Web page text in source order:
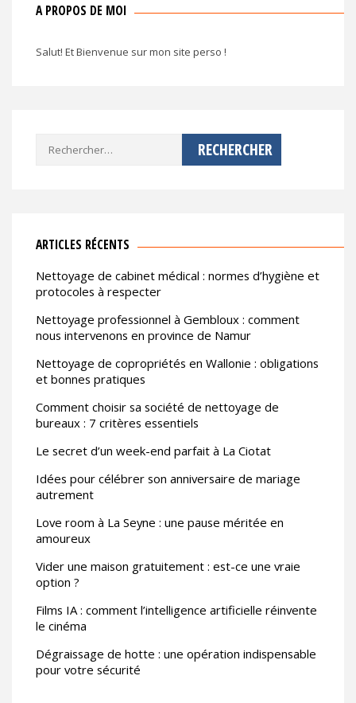
A PROPOS DE MOI
Salut! Et Bienvenue sur mon site perso !
Rechercher :
ARTICLES RÉCENTS
Nettoyage de cabinet médical : normes d’hygiène et
protocoles à respecter
Nettoyage professionnel à Gembloux : comment
nous intervenons en province de Namur
Nettoyage de copropriétés en Wallonie : obligations
et bonnes pratiques
Comment choisir sa société de nettoyage de
bureaux : 7 critères essentiels
Le secret d’un week-end parfait à La Ciotat
Idées pour célébrer son anniversaire de mariage
autrement
Love room à La Seyne : une pause méritée en
amoureux
Vider une maison gratuitement : est-ce une vraie
option ?
Films IA : comment l’intelligence artificielle réinvente
le cinéma
Dégraissage de hotte : une opération indispensable
pour votre sécurité